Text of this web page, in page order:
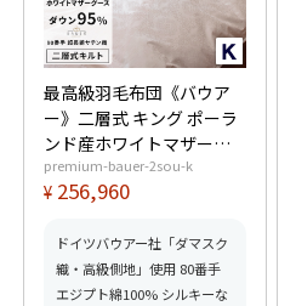
最高級羽毛布団《バウア
ー》二層式 キング ポーラ
ンド産ホワイトマザーグ
ースダウン95% (440dp以
上) 羽毛量2.2kg 【6つ星
得】【グッドふとんマー
ク取得】
premium-bauer-2sou-k
¥ 256,960
ドイツバウアー社「ダマスク
織・高級側地」使用 80番手
エジプト綿100% シルキーな